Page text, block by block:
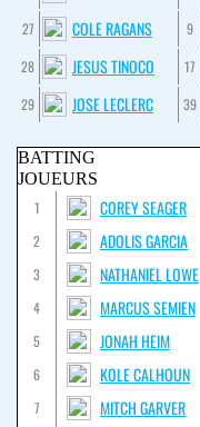
27 COLE RAGANS 9
28
JESUS TINOCO 17
29
JOSE LECLERC 39
BATTING
JOUEURS
1 COREY SEAGER
2
ADOLIS GARCIA
3
NATHANIEL LOWE
4
MARCUS SEMIEN
5
JONAH HEIM
6
KOLE CALHOUN
7
MITCH GARVER